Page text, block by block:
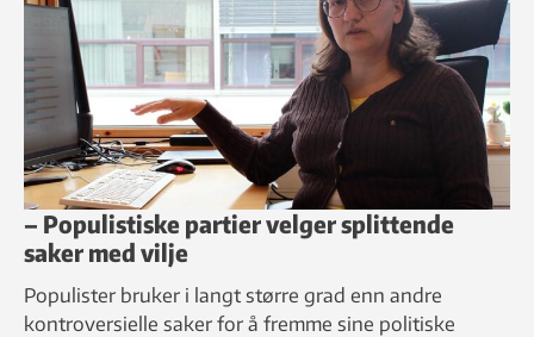
Skvetten/ lett skremt * Oppfører seg som om hendelsen
inntreffer igjen
I faglitteraturen går posttraumatiske lidelser for å være en
forbigående plage. Det antas at symptomene melder seg før
det har gått seks måneder etter traume-opplevelsen.
Kilde: The American Psychiatric Association's diagnostiske
retningslinjer for psykisk sykdom / WHO's International
Statistical Classification of Diseases and Related Health
Problems / SINTEF
– Populistiske partier velger splittende
saker med vilje
Populister bruker i langt større grad enn andre
kontroversielle saker for å fremme sine politiske